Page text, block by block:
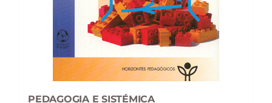
PEDAGOGIA E SISTÉMICA